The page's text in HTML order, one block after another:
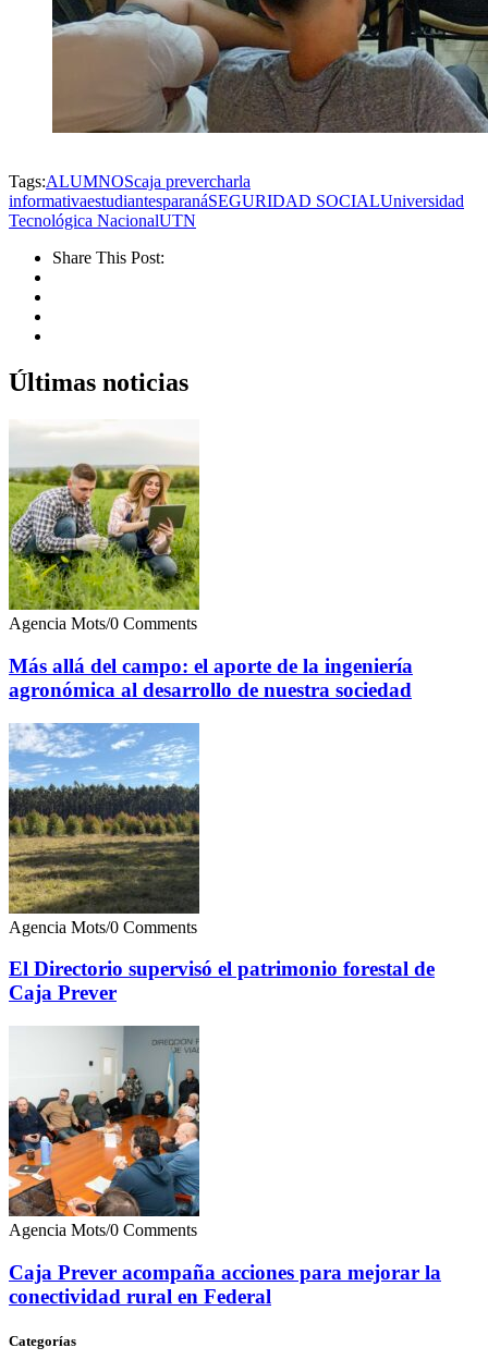
Tags:ALUMNOScaja prevercharla
informativaestudiantesparanáSEGURIDAD SOCIALUniversidad
Tecnológica NacionalUTN
Share This Post:
Últimas noticias
Agencia Mots/0 Comments
Más allá del campo: el aporte de la ingeniería
agronómica al desarrollo de nuestra sociedad
Agencia Mots/0 Comments
El Directorio supervisó el patrimonio forestal de
Caja Prever
Agencia Mots/0 Comments
Caja Prever acompaña acciones para mejorar la
conectividad rural en Federal
Categorías